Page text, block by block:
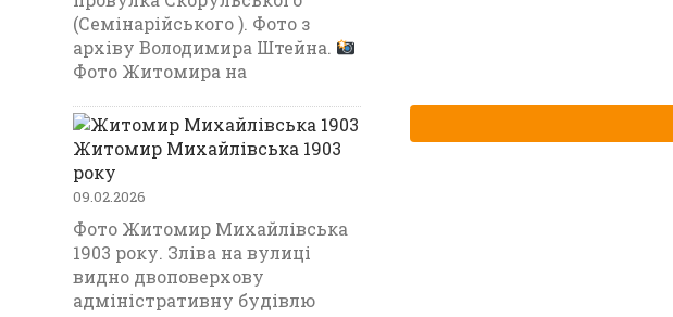
(Семінарійського ). Фото з
архіву Володимира Штейна.
Фото Житомира на
Житомир Михайлівська 1903
року
09.02.2026
Фото Житомир Михайлівська
1903 року. Зліва на вулиці
видно двоповерхову
адміністративну будівлю